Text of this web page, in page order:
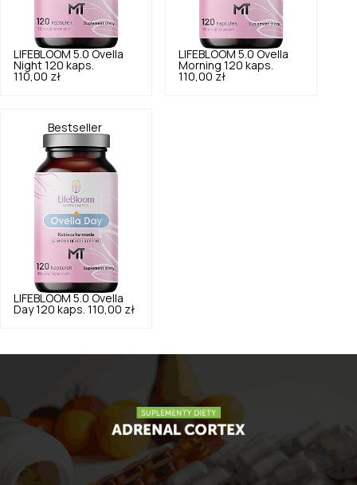
LIFEBLOOM 5.0 Ovella
Night 120 kaps.
110,00 zł
LIFEBLOOM 5.0 Ovella
Morning 120 kaps.
110,00 zł
Bestseller
LIFEBLOOM 5.0 Ovella
Day 120 kaps. 110,00 zł